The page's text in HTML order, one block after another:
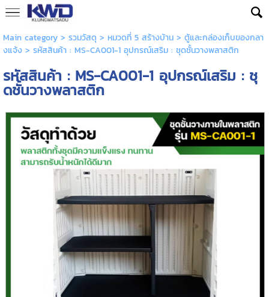
Main category> รวมวัสดุ > หมวดที่ 5 สร้างบ้าน> ตู้และกล่องเก็บของกลา
งแจ้ง> รหัสสินค้า : MS-CA001-1 อุปกรณ์เสริม : ชุดชั้นวางพลาสติก
รหัสสินค้า : MS-CA001-1 อุปกรณ์เสริม : ชุ
ดชั้นวางพลาสติก